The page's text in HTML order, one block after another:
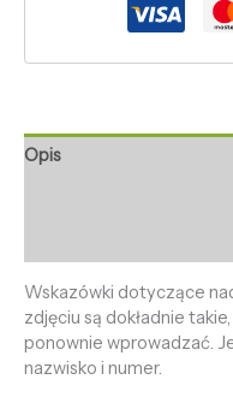
Opis
Wskazówki dotyczące
zdjęciu są dokładnie
ponownie wprowadzać.
nazwisko i numer.